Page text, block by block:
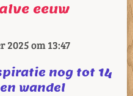
eeuw
2025 om 13:47
nog tot 14
wandel